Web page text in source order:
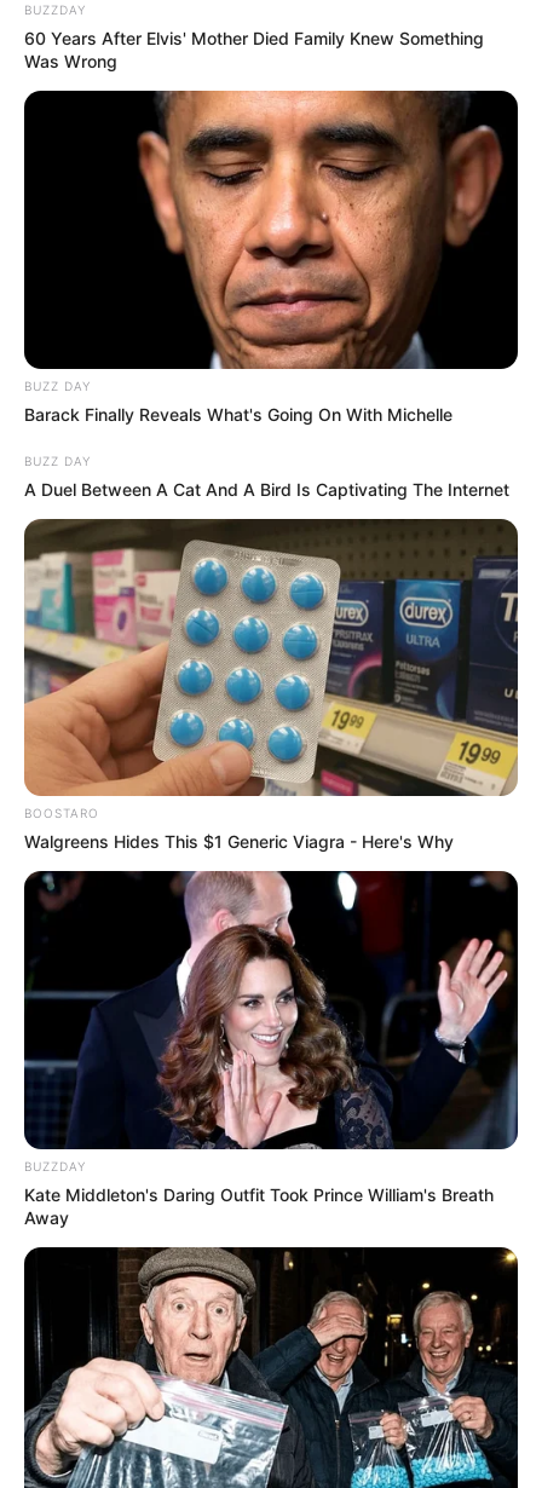
BUZZDAY
60 Years After Elvis' Mother Died Family Knew Something
Was Wrong
BUZZ DAY
Barack Finally Reveals What's Going On With Michelle
BUZZ DAY
A Duel Between A Cat And A Bird Is Captivating The Internet
BOOSTARO
Walgreens Hides This $1 Generic Viagra - Here's Why
BUZZDAY
Kate Middleton's Daring Outfit Took Prince William's Breath
Away